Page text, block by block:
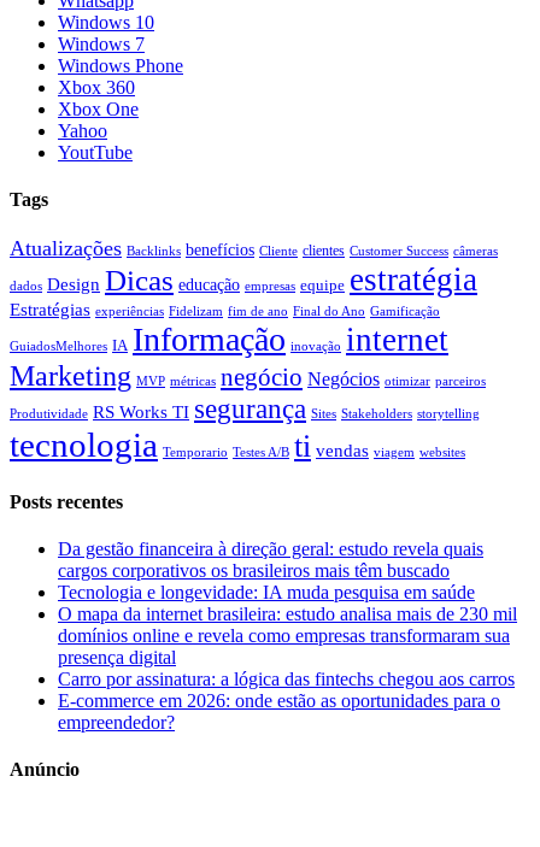
Windows 10
Windows 7
Windows Phone
Xbox 360
Xbox One
Yahoo
YoutTube
Tags
Atualizações Backlinks benefícios Cliente clientes Customer Success câmeras
dados Design Dicas educação empresas equipe estratégia
Estratégias experiências Fidelizam fim de ano Final do Ano Gamificação
GuiadosMelhores IA Informação inovação internet
Marketing MVP métricas negócio Negócios otimizar parceiros
Produtividade RS Works TI segurança Sites Stakeholders storytelling
tecnologia Temporario Testes A/B ti vendas viagem websites
Posts recentes
Da gestão financeira à direção geral: estudo revela quais
cargos corporativos os brasileiros mais têm buscado
Tecnologia e longevidade: IA muda pesquisa em saúde
O mapa da internet brasileira: estudo analisa mais de 230 mil
domínios online e revela como empresas transformaram sua
presença digital
Carro por assinatura: a lógica das fintechs chegou aos carros
E-commerce em 2026: onde estão as oportunidades para o
empreendedor?
Anúncio